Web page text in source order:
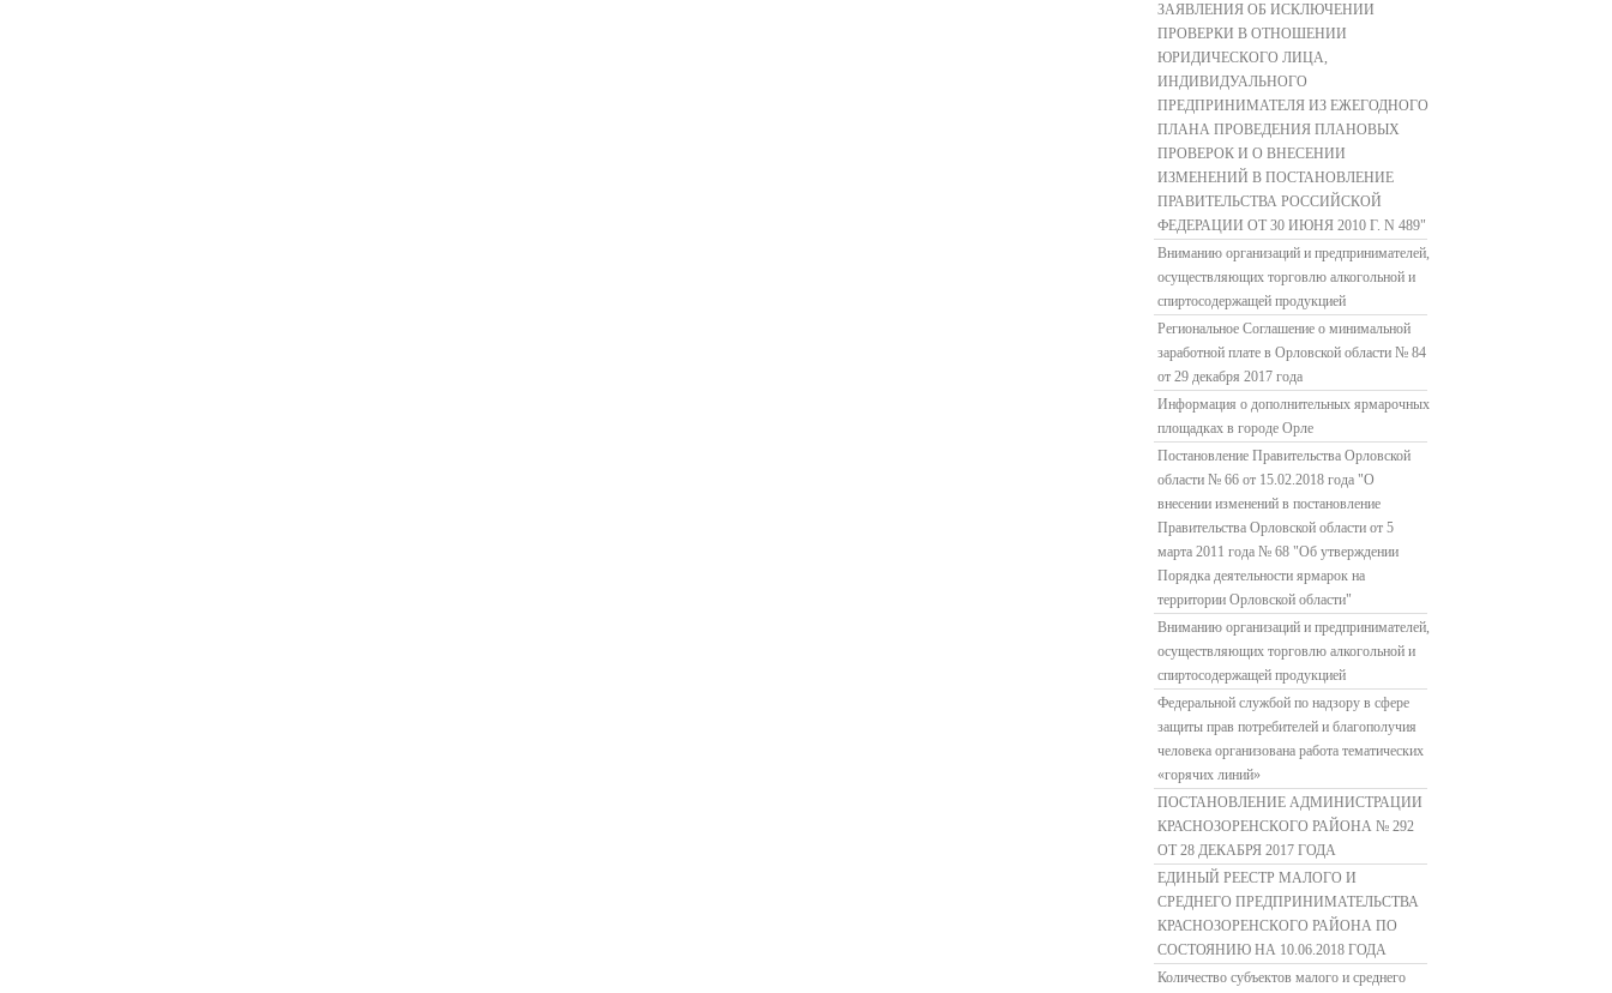
ЗАЯВЛЕНИЯ ОБ ИСКЛЮЧЕНИИ
ПРОВЕРКИ В ОТНОШЕНИИ
ЮРИДИЧЕСКОГО ЛИЦА,
ИНДИВИДУАЛЬНОГО
ПРЕДПРИНИМАТЕЛЯ ИЗ ЕЖЕГОДНОГО
ПЛАНА ПРОВЕДЕНИЯ ПЛАНОВЫХ
ПРОВЕРОК И О ВНЕСЕНИИ
ИЗМЕНЕНИЙ В ПОСТАНОВЛЕНИЕ
ПРАВИТЕЛЬСТВА РОССИЙСКОЙ
ФЕДЕРАЦИИ ОТ 30 ИЮНЯ 2010 Г. N 489"
Вниманию организаций и предпринимателей,
осуществляющих торговлю алкогольной и
спиртосодержащей продукцией
Региональное Соглашение о минимальной
заработной плате в Орловской области № 84
от 29 декабря 2017 года
Информация о дополнительных ярмарочных
площадках в городе Орле
Постановление Правительства Орловской
области № 66 от 15.02.2018 года "О
внесении изменений в постановление
Правительства Орловской области от 5
марта 2011 года № 68 "Об утверждении
Порядка деятельности ярмарок на
территории Орловской области"
Вниманию организаций и предпринимателей,
осуществляющих торговлю алкогольной и
спиртосодержащей продукцией
Федеральной службой по надзору в сфере
защиты прав потребителей и благополучия
человека организована работа тематических
«горячих линий»
ПОСТАНОВЛЕНИЕ АДМИНИСТРАЦИИ
КРАСНОЗОРЕНСКОГО РАЙОНА № 292
ОТ 28 ДЕКАБРЯ 2017 ГОДА
ЕДИНЫЙ РЕЕСТР МАЛОГО И
СРЕДНЕГО ПРЕДПРИНИМАТЕЛЬСТВА
КРАСНОЗОРЕНСКОГО РАЙОНА ПО
СОСТОЯНИЮ НА 10.06.2018 ГОДА
Количество субъектов малого и среднего